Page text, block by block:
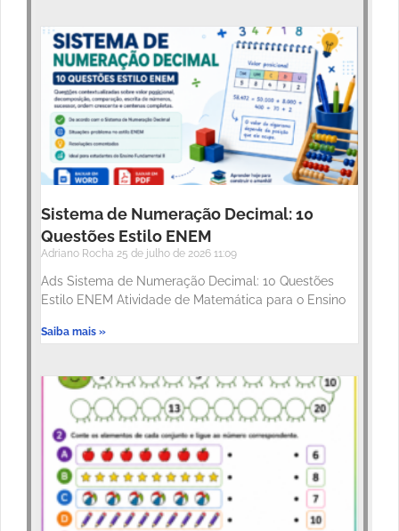
Sistema de Numeração Decimal: 10
Questões Estilo ENEM
Adriano Rocha 25 de julho de 2026 11:09
Ads Sistema de Numeração Decimal: 10 Questões
Estilo ENEM Atividade de Matemática para o Ensino
Saiba mais »